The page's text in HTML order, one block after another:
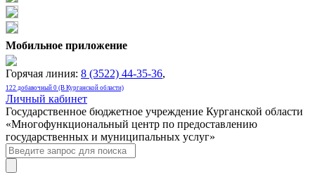
Мобильное приложение
Горячая линия: 8 (3522) 44-35-36,
122 добавочный 0 (В Курганской области)
Личный кабинет
Государственное бюджетное учреждение Курганской области
«Многофункциональный центр по предоставлению
государственных и муниципальных услуг»